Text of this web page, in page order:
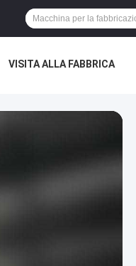
VISITA ALLA FABBRICA